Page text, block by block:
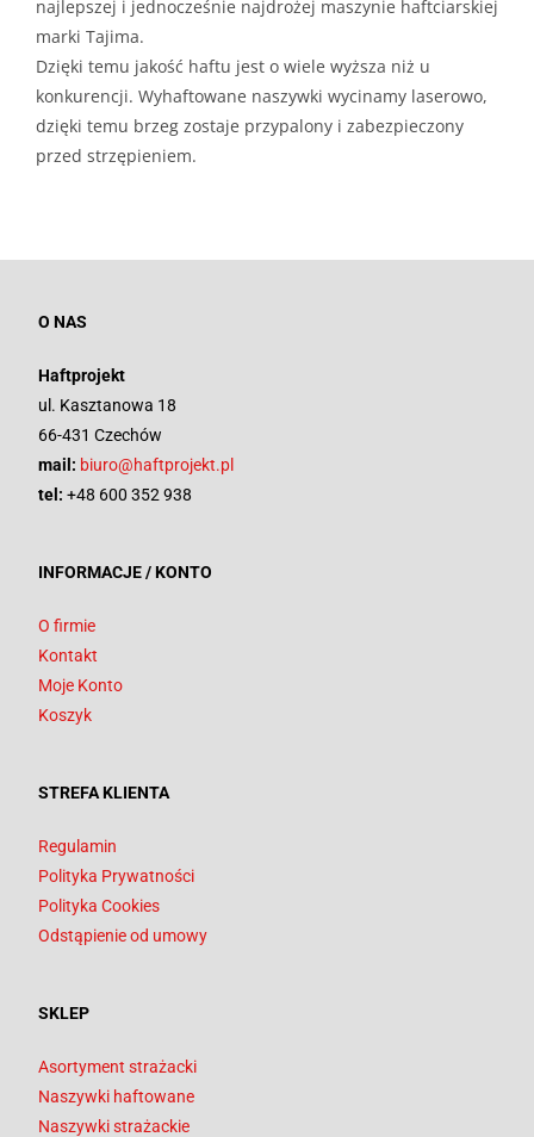
najlepszej i jednocześnie najdrożej maszynie haftciarskiej
marki Tajima.
Dzięki temu jakość haftu jest o wiele wyższa niż u
konkurencji. Wyhaftowane naszywki wycinamy laserowo,
dzięki temu brzeg zostaje przypalony i zabezpieczony
przed strzępieniem.
O NAS
Haftprojekt
ul. Kasztanowa 18
66-431 Czechów
mail: biuro@haftprojekt.pl
tel: +48 600 352 938
INFORMACJE / KONTO
O firmie
Kontakt
Moje Konto
Koszyk
STREFA KLIENTA
Regulamin
Polityka Prywatności
Polityka Cookies
Odstąpienie od umowy
SKLEP
Asortyment strażacki
Naszywki haftowane
Naszywki strażackie